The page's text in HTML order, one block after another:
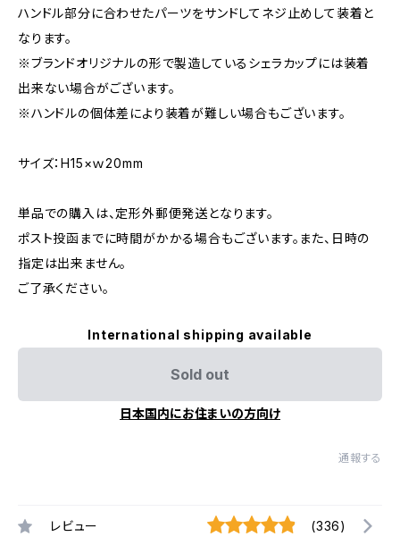
ハンドル部分に合わせたパーツをサンドしてネジ止めして装着と
なります。
※ブランドオリジナルの形で製造しているシェラカップには装着
出来ない場合がございます。
※ハンドルの個体差により装着が難しい場合もございます。
サイズ：H15×ｗ20mm
単品での購入は、定形外郵便発送となります。
ポスト投函までに時間がかかる場合もございます。また、日時の
指定は出来ません。
ご了承ください。
International shipping available
Sold out
日本国内にお住まいの方向け
通報する
レビュー (336)